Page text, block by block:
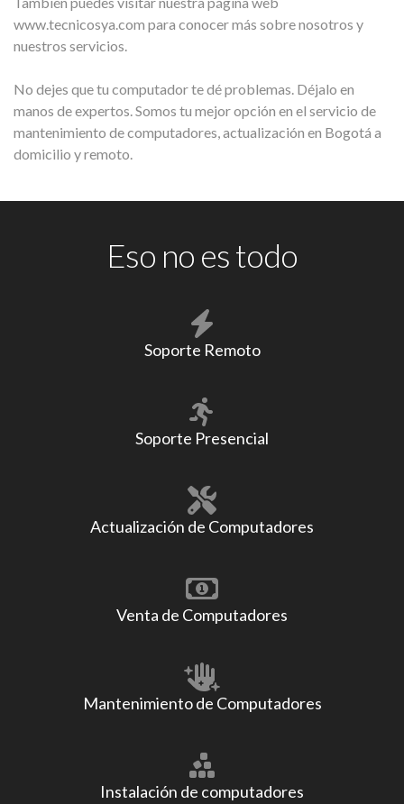
www.tecnicosya.com para conocer más sobre nosotros y
nuestros servicios.
No dejes que tu computador te dé problemas. Déjalo en
manos de expertos. Somos tu mejor opción en el servicio de
mantenimiento de computadores, actualización en Bogotá a
domicilio y remoto.
Eso no es todo
Soporte Remoto
Soporte Presencial
Actualización de Computadores
Venta de Computadores
Mantenimiento de Computadores
Instalación de computadores